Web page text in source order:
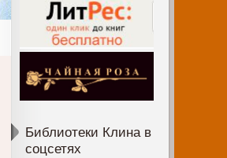
Библиотеки Клина в
соцсетях